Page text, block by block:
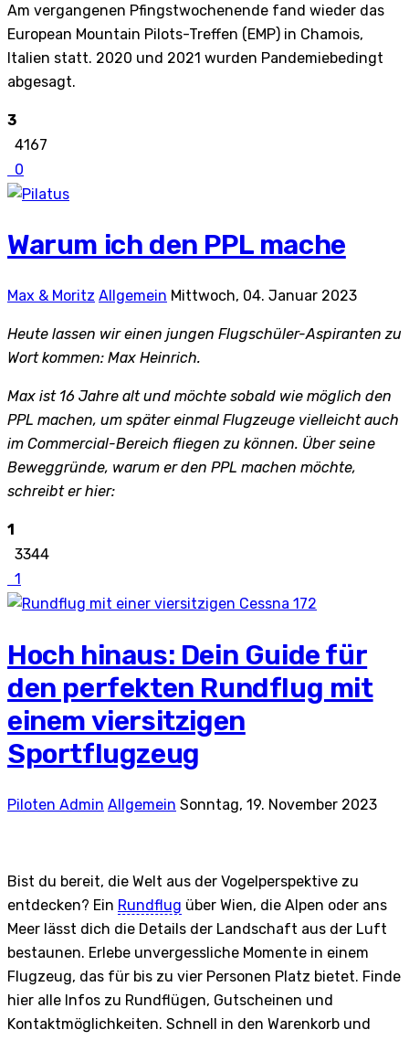
Am vergangenen Pfingstwochenende fand wieder das
European Mountain Pilots-Treffen (EMP) in Chamois,
Italien statt. 2020 und 2021 wurden Pandemiebedingt
abgesagt.
3
4167
0
Warum ich den PPL mache
Max & Moritz Allgemein Mittwoch, 04. Januar 2023
Heute lassen wir einen jungen Flugschüler-Aspiranten zu
Wort kommen: Max Heinrich.
Max ist 16 Jahre alt und möchte sobald wie möglich den
PPL machen, um später einmal Flugzeuge vielleicht auch
im Commercial-Bereich fliegen zu können. Über seine
Beweggründe, warum er den PPL machen möchte,
schreibt er hier:
1
3344
1
Hoch hinaus: Dein Guide für
den perfekten Rundflug mit
einem viersitzigen
Sportflugzeug
Piloten Admin Allgemein Sonntag, 19. November 2023
​Bist du bereit, die Welt aus der Vogelperspektive zu
entdecken? Ein Rundflug über Wien, die Alpen oder ans
Meer lässt dich die Details der Landschaft aus der Luft
bestaunen. Erlebe unvergessliche Momente in einem
Flugzeug, das für bis zu vier Personen Platz bietet. Finde
hier alle Infos zu Rundflügen, Gutscheinen und
Kontaktmöglichkeiten. Schnell in den Warenkorb und